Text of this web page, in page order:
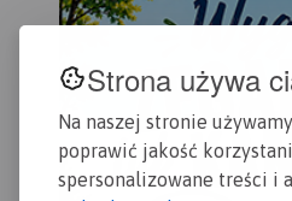
Strona używa
Na naszej stronie
poprawić jakość
spersonalizowane treści i